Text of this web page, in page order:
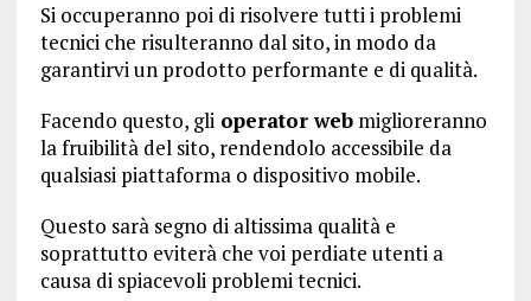
Si occuperanno poi di risolvere tutti i problemi
tecnici che risulteranno dal sito, in modo da
garantirvi un prodotto performante e di qualità.
Facendo questo, glioperator webmiglioreranno
la fruibilità del sito, rendendolo accessibile da
qualsiasi piattaforma o dispositivo mobile.
Questo sarà segno di altissima qualità e
soprattutto eviterà che voi perdiate utenti a
causa di spiacevoli problemi tecnici.